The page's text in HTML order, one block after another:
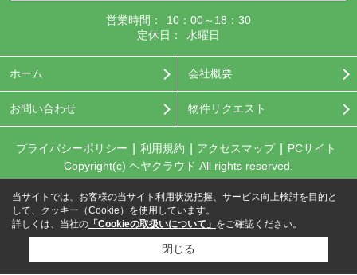
営業時間：
10：00～18：30
定休日：
水曜日
ホーム 会社概要
お問い合わせ 物件リクエスト
プライバシーポリシー 利用規約 アクセスマップ
PCサイト
Copyright(c) ヘヤクラウド All rights reserved.
当サイトでは、お客様の当サイト利用状況把握、サービス向上検討を目的と
して、クッキー（Cookie）を使用しています。
詳しくは、当社の 「Cookieの取扱いについて」 をご確認ください。
閉じる